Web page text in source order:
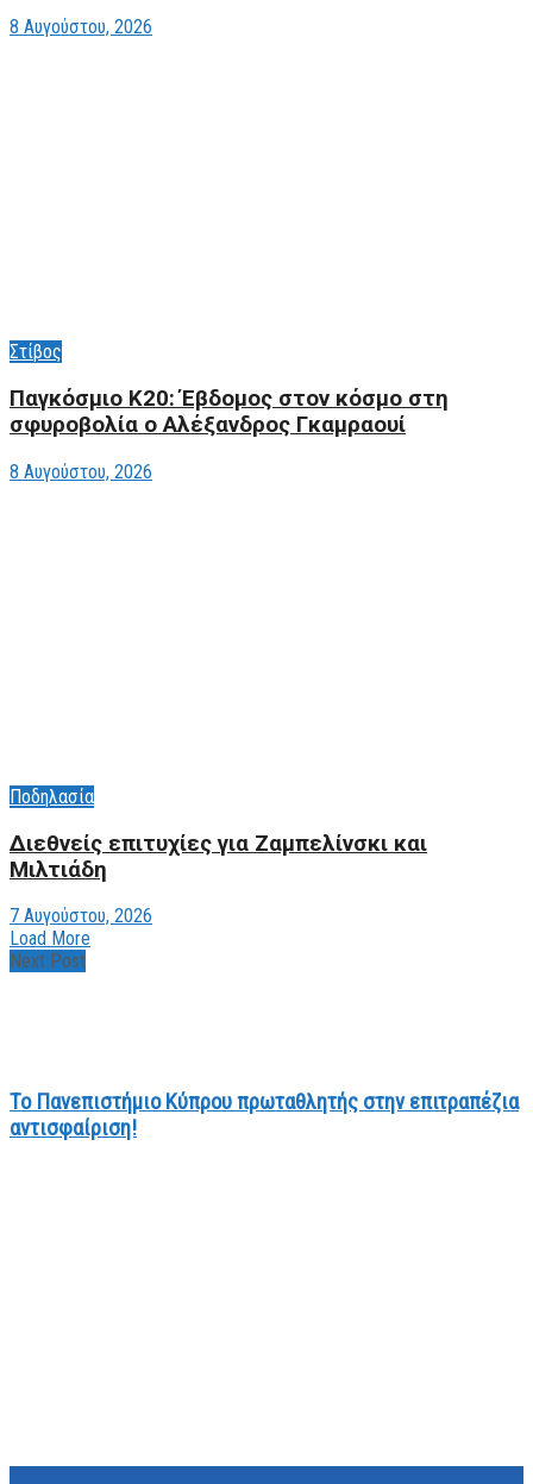
8 Αυγούστου, 2026
Στίβος
Παγκόσμιο Κ20: Έβδομος στον κόσμο στη
σφυροβολία ο Αλέξανδρος Γκαμραουί
8 Αυγούστου, 2026
Ποδηλασία
Διεθνείς επιτυχίες για Ζαμπελίνσκι και
Μιλτιάδη
7 Αυγούστου, 2026
Load More
Next Post
Το Πανεπιστήμιο Κύπρου πρωταθλητής στην επιτραπέζια
αντισφαίριση!